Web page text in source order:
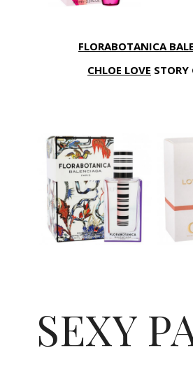
FLORABOTANICA
CHLOE LOVE STORY
SEXY